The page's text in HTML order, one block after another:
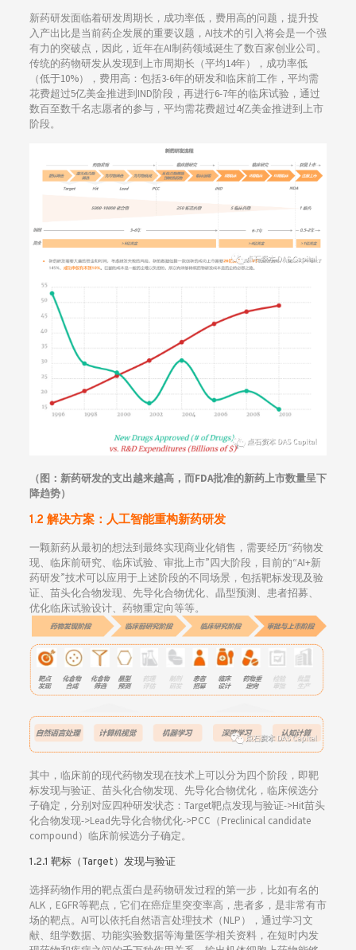
新药研发面临着研发周期长，成功率低，费用高的问题，提升投
入产出比是当前药企发展的重要议题，AI技术的引入将会是一个强
有力的突破点，因此，近年在AI制药领域诞生了数百家创业公司。
传统的药物研发从发现到上市周期长（平均14年），成功率低
（低于10%），费用高：包括3-6年的研发和临床前工作，平均需
花费超过5亿美金推进到IND阶段，再进行6-7年的临床试验，通过
数百至数千名志愿者的参与，平均需花费超过4亿美金推进到上市
阶段。
（图：新药研发的支出越来越高，而FDA批准的新药上市数量呈下
降趋势）
1.2 解决方案：人工智能重构新药研发
一颗新药从最初的想法到最终实现商业化销售，需要经历“药物发
现、临床前研究、临床试验、审批上市”四大阶段，目前的“AI+新
药研发”技术可以应用于上述阶段的不同场景，包括靶标发现及验
证、苗头化合物发现、先导化合物优化、晶型预测、患者招募、
优化临床试验设计、药物重定向等等。
其中，临床前的现代药物发现在技术上可以分为四个阶段，即靶
标发现与验证、苗头化合物发现、先导化合物优化，临床候选分
子确定，分别对应四种研发状态：Target靶点发现与验证->Hit苗头
化合物发现->Lead先导化合物优化->PCC（Preclinical candidate
compound）临床前候选分子确定。
1.2.1 靶标（Target）发现与验证
选择药物作用的靶点蛋白是药物研发过程的第一步，比如有名的
ALK，EGFR等靶点，它们在癌症里突变率高，患者多，是非常有市
场的靶点。AI可以依托自然语言处理技术（NLP），通过学习文
献、组学数据、功能实验数据等海量医学相关资料，在短时内发